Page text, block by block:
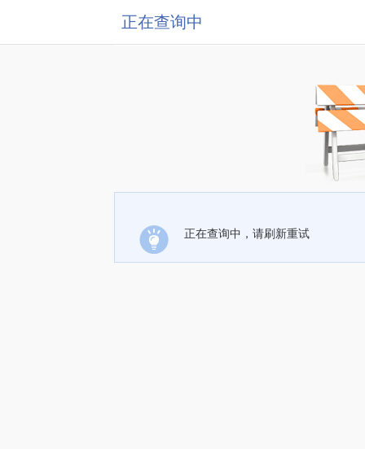
正在查询中
正在查询中，请刷新重试